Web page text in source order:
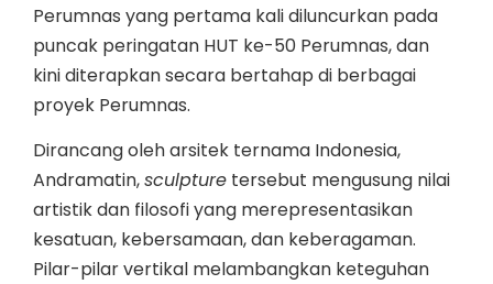
Perumnas yang pertama kali diluncurkan pada
puncak peringatan HUT ke-50 Perumnas, dan
kini diterapkan secara bertahap di berbagai
proyek Perumnas.
Dirancang oleh arsitek ternama Indonesia,
Andramatin,sculpture tersebut mengusung nilai
artistik dan filosofi yang merepresentasikan
kesatuan, kebersamaan, dan keberagaman.
Pilar-pilar vertikal melambangkan keteguhan